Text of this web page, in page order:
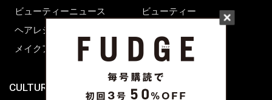
ビューティーニュース
ヘアレシピ ストーリーズ
メイクアップティップス
CULTURE & LIFE
ビューティー
ライフスタイル